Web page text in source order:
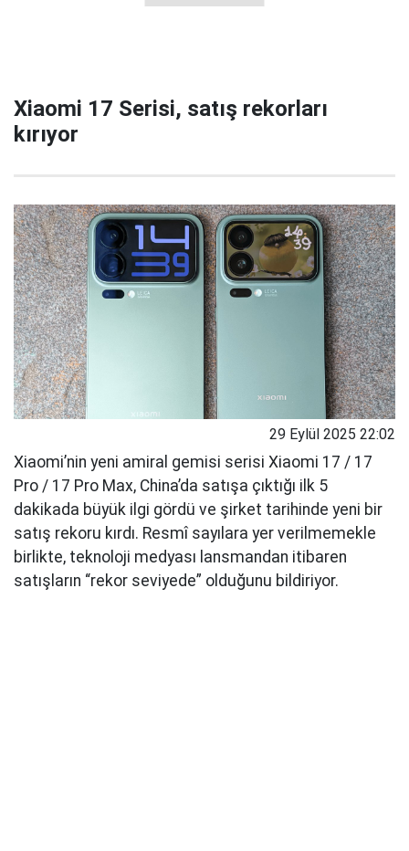
Xiaomi 17 Serisi, satış rekorları
kırıyor
29 Eylül 2025 22:02
Xiaomi’nin yeni amiral gemisi serisi Xiaomi 17 / 17
Pro / 17 Pro Max, China’da satışa çıktığı ilk 5
dakikada büyük ilgi gördü ve şirket tarihinde yeni bir
satış rekoru kırdı. Resmî sayılara yer verilmemekle
birlikte, teknoloji medyası lansmandan itibaren
satışların “rekor seviyede” olduğunu bildiriyor.